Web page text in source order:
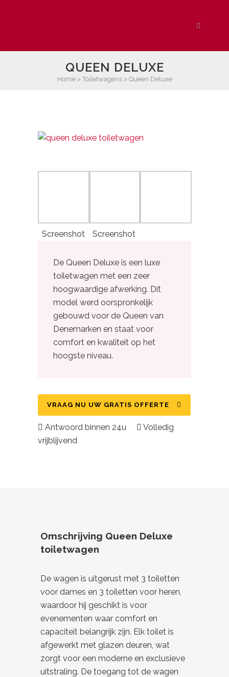
QUEEN DELUXE
Home> Toiletwagens> Queen Deluxe
Screenshot Screenshot
De Queen Deluxe is een luxe
toiletwagen met een zeer
hoogwaardige afwerking. Dit
model werd oorspronkelijk
gebouwd voor de Queen van
Denemarken en staat voor
comfort en kwaliteit op het
hoogste niveau.
VRAAG NU UW GRATIS OFFERTE
Antwoord binnen 24u
Volledig
vrijblijvend
Omschrijving Queen Deluxe
toiletwagen
De wagen is uitgerust met 3 toiletten
voor dames en 3 toiletten voor heren,
waardoor hij geschikt is voor
evenementen waar comfort en
capaciteit belangrijk zijn. Elk toilet is
afgewerkt met glazen deuren, wat
zorgt voor een moderne en exclusieve
uitstraling. De toegang tot de wagen